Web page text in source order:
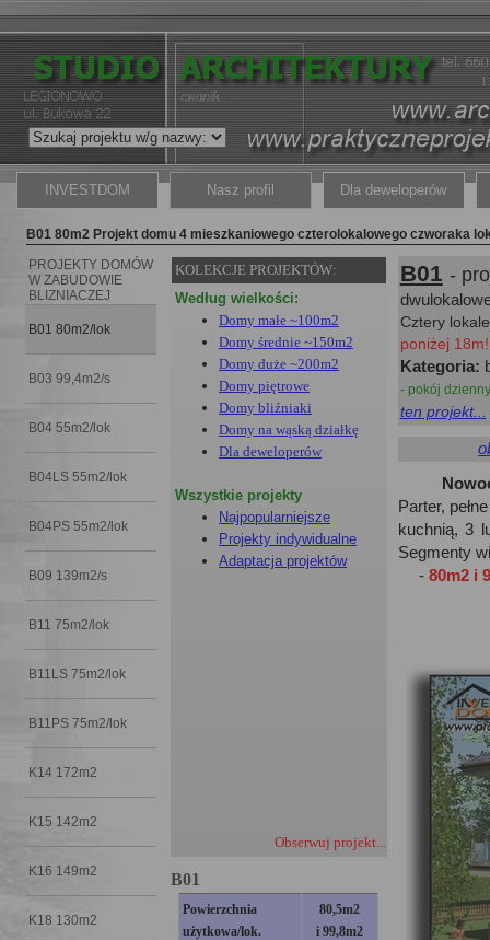
INVESTDOM Nasz profil Dla deweloperów
B01 80m2 Projekt domu 4 mieszkaniowego czterolokalowego czworaka
PROJEKTY DOMÓW
W ZABUDOWIE
BLIZNIACZEJ
B01 80m2/lok
B03 99,4m2/s
B04 55m2/lok
B04LS 55m2/lok
B04PS 55m2/lok
B09 139m2/s
B11 75m2/lok
B11LS 75m2/lok
B11PS 75m2/lok
K14 172m2
K15 142m2
K16 149m2
K18 130m2
KOLEKCJE PROJEKTÓW:
Według wielkości:
Domy małe ~100m2
Domy średnie ~150m2
Domy duże ~200m2
Domy piętrowe
Domy bliźniaki
Domy na wąską działkę
Dla deweloperów
Wszystkie projekty
Najpopularniejsze
Projekty indywidualne
Adaptacja projektów
Obserwuj projekt...
B01
Powierzchnia
użytkowa/lok.
80,5m2
i 99,8m2
B01 -
Cztery
poniżej 18m!
Kategoria:
- pokój
ten projekt...
Parter,
kuchnią, 3
Segmenty
-80m2 i